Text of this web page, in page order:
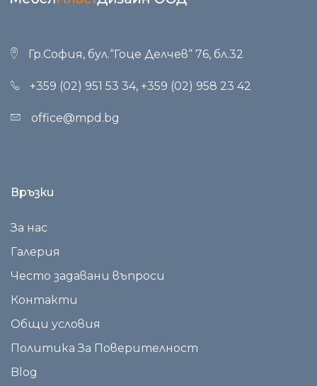
Гр.София, бул.“Гоце Делчев“ 76, бл.32
+359 (02) 951 53 34, +359 (02) 958 23 42
office@mpd.bg
Връзки
За нас
Галерия
Често задавани въпроси
Контакти
Общи условия
Политика За Поверителност
Blog